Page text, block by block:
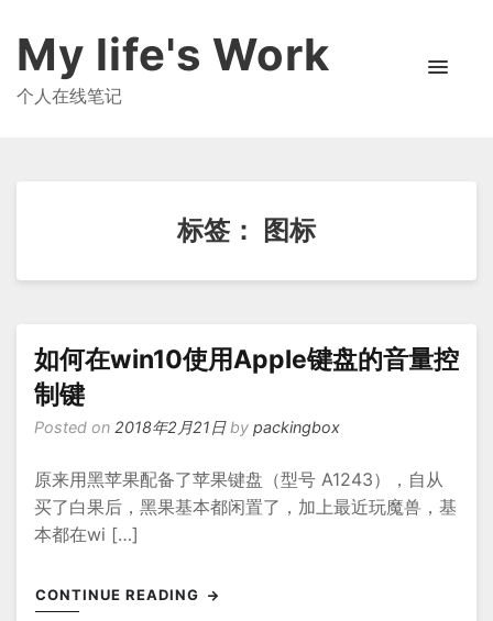
My life's Work
个人在线笔记
标签： 图标
如何在win10使用Apple键盘的音量控
制键
Posted on 2018年2月21日by packingbox
原来用黑苹果配备了苹果键盘（型号 A1243），自从
买了白果后，黑果基本都闲置了，加上最近玩魔兽，基
本都在wi […]
CONTINUE READING